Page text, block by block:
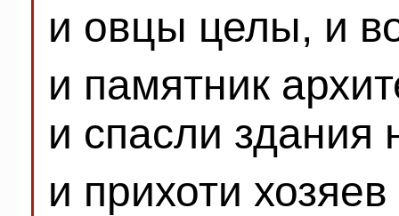
и овцы целы, и
и памятник
и спасли здания
и прихоти